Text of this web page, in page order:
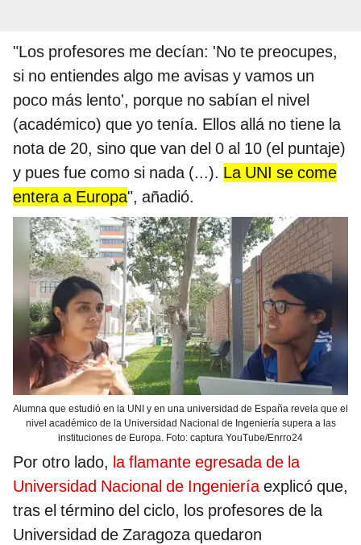
"Los profesores me decían: 'No te preocupes,
si no entiendes algo me avisas y vamos un
poco más lento', porque no sabían el nivel
(académico) que yo tenía. Ellos allá no tiene la
nota de 20, sino que van del 0 al 10 (el puntaje)
y pues fue como si nada (...). La UNI se come
entera a Europa", añadió.
Alumna que estudió en la UNI y en una universidad de España revela que el
nivel académico de la Universidad Nacional de Ingeniería supera a las
instituciones de Europa. Foto: captura YouTube/Enrro24
Por otro lado, la flamante egresada de la
Universidad Nacional de Ingeniería explicó que,
tras el término del ciclo, los profesores de la
Universidad de Zaragoza quedaron